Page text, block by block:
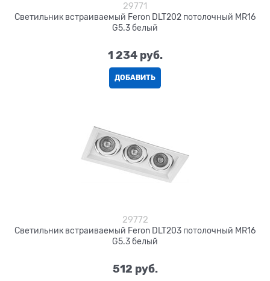
29771
Светильник встраиваемый Feron DLT202 потолочный MR16
G5.3 белый
1 234 руб.
ДОБАВИТЬ
29772
Светильник встраиваемый Feron DLT203 потолочный MR16
G5.3 белый
512 руб.